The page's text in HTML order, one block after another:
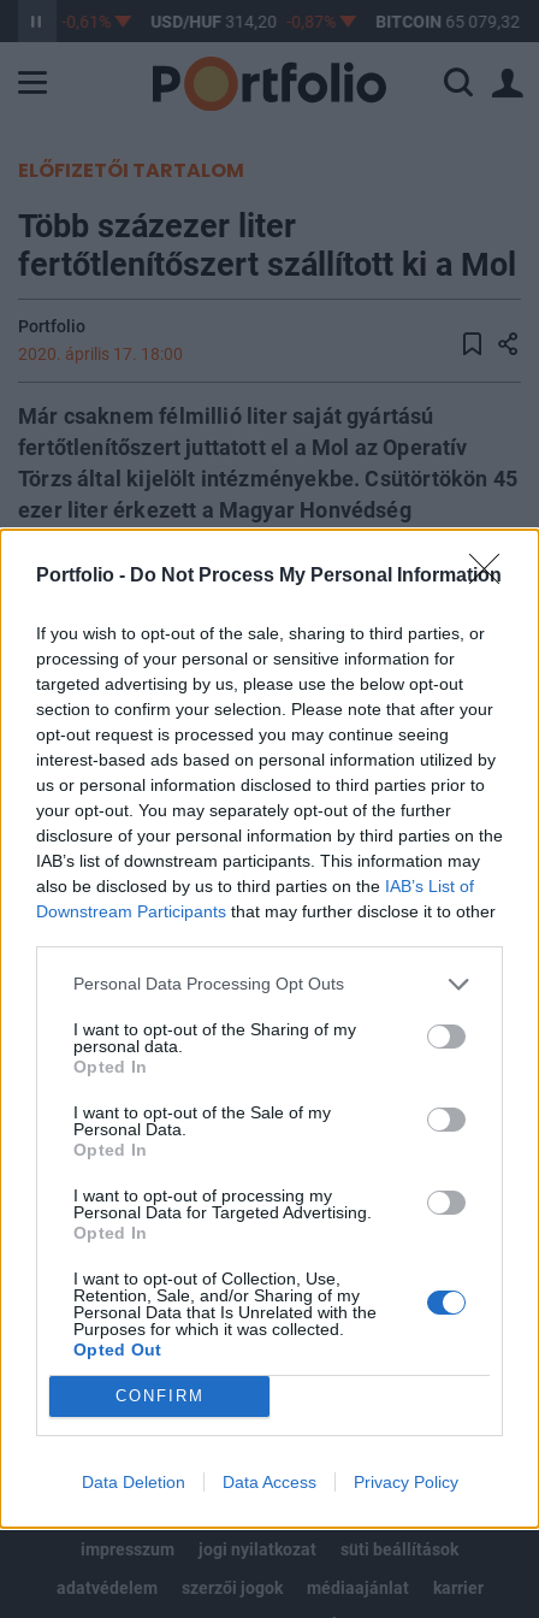
Portfolio - Do Not Process My Personal Information
If you wish to opt-out of the sale, sharing to third parties, or
processing of your personal or sensitive information for
targeted advertising by us, please use the below opt-out
section to confirm your selection. Please note that after your
opt-out request is processed you may continue seeing
interest-based ads based on personal information utilized by
us or personal information disclosed to third parties prior to
your opt-out. You may separately opt-out of the further
disclosure of your personal information by third parties on the
IAB’s list of downstream participants. This information may
also be disclosed by us to third parties on the IAB’s List of
Downstream Participants that may further disclose it to other
Personal Data Processing Opt Outs
I want to opt-out of the Sharing of my
personal data.
Opted In
I want to opt-out of the Sale of my
Personal Data.
Opted In
I want to opt-out of processing my
Personal Data for Targeted Advertising.
Opted In
I want to opt-out of Collection, Use,
Retention, Sale, and/or Sharing of my
Personal Data that Is Unrelated with the
Purposes for which it was collected.
Opted Out
CONFIRM
Data Deletion Data Access Privacy Policy
-0,61% USD/HUF314,20 -0,87% BITCOIN 65 079,32
ELŐFIZETŐI TARTALOM
Több százezer liter
fertőtlenítőszert szállított ki a Mol
Portfolio
2020. április 17. 18:00
Már csaknem félmillió liter saját gyártású
fertőtlenítőszert juttatott el a Mol az Operatív
Törzs által kijelölt intézményekbe. Csütörtökön 45
ezer liter érkezett a Magyar Honvédség
katonák ezzel az anyaggal fertőtlenítenek majd az
Ezt az anyagot azért használjuk belső tereknél, mert igen
illékony, 60-80 százalékos alkoholtartalmú. Ezért a
fertőtlenítés után 30 perccel az adott helyiséget már ismét
lehet használni – mondta Csaba Tibor alezredes, az MH
93. Petőfi Sándor Vegyvédelmi Zászlóalj
parancsnokhelyettese. A Mol harmadik hete gyárt
fertőtlenítőszert almásfüzitői üzemében. A Mol-
csoporthoz...
A keresett cikk a portfolio.hu hírarchívumához
regisztrációhoz kötött.
Portfolio.hu teljes cikkarchívum
Kötéslisták: BÉT elmúlt 2 év napon belüli
MÁR ELŐFIZETŐNK VAGY?BEJELENTKEZÉS
impresszum
jogi nyilatkozat
süti beállítások
adatvédelem
szerzői jogok médiaajánlat
karrier